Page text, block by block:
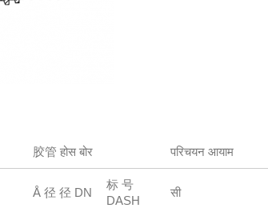
胶管 होस बोर परिचयन आयाम
Å 径 径 DN
标 号
DASH
सी